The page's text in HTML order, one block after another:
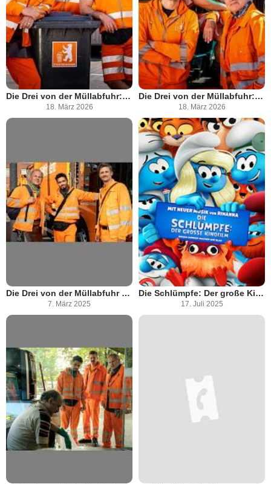
Die Drei von der Müllabfuhr: Hand in Hand
18. März 2026
Die Drei von der Müllabfuhr: Miese Abzocke
18. März 2026
Die Drei von der Müllabfuhr - Der Neue
7. März 2025
Die Schlümpfe: Der große Kinofilm
17. Juli 2025